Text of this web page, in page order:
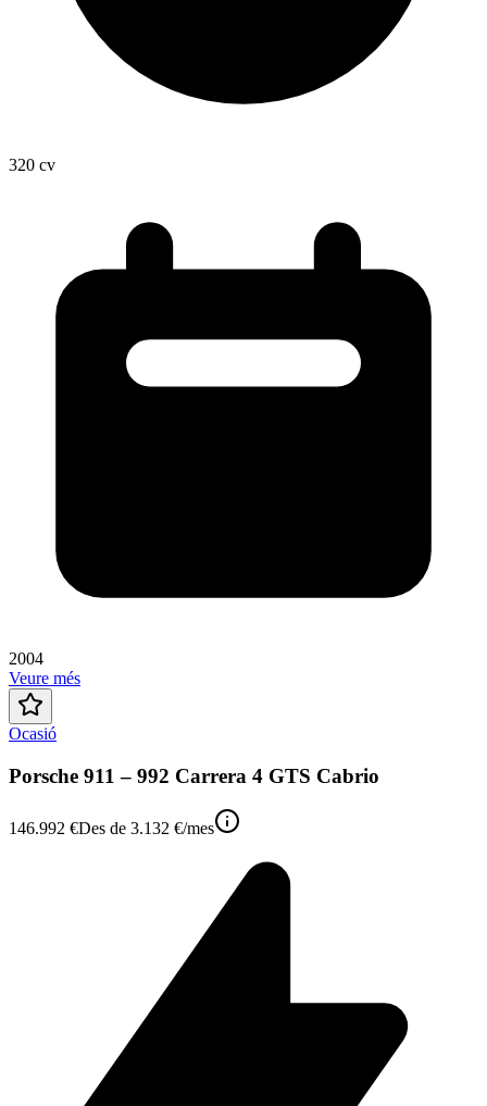
320 cv
2004
Veure més
Ocasió
Porsche 911 – 992 Carrera 4 GTS Cabrio
146.992 €Des de 3.132 €/mes